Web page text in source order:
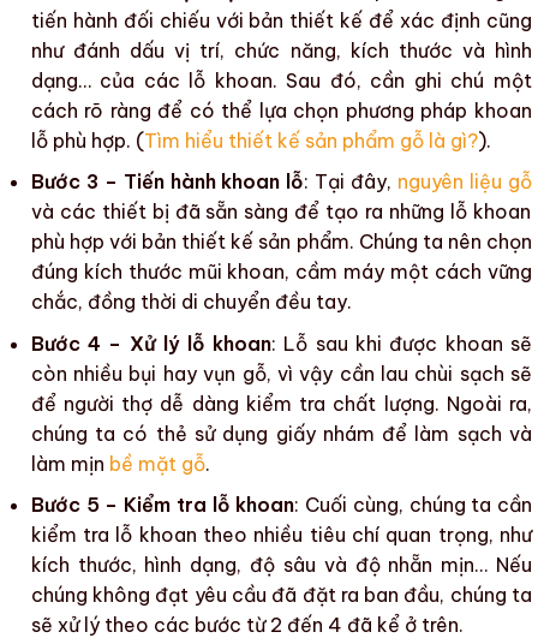
tiến hành đối chiếu với bản thiết kế để xác định cũng
như đánh dấu vị trí, chức năng, kích thước và hình
dạng… của các lỗ khoan. Sau đó, cần ghi chú một
cách rõ ràng để có thể lựa chọn phương pháp khoan
lỗ phù hợp. (Tìm hiểu thiết kế sản phẩm gỗ là gì?).
Bước 3 – Tiến hành khoan lỗ: Tại đây, nguyên liệu gỗ
và các thiết bị đã sẵn sàng để tạo ra những lỗ khoan
phù hợp với bản thiết kế sản phẩm. Chúng ta nên chọn
đúng kích thước mũi khoan, cầm máy một cách vững
chắc, đồng thời di chuyển đều tay.
Bước 4 – Xử lý lỗ khoan: Lỗ sau khi được khoan sẽ
còn nhiều bụi hay vụn gỗ, vì vậy cần lau chùi sạch sẽ
đểngười thợ dễ dàng kiểm tra chất lượng. Ngoài ra,
chúng ta có thẻ sử dụng giấy nhám để làm sạch và
làm mịn bề mặt gỗ.
Bước 5 – Kiểm tra lỗ khoan: Cuối cùng, chúng ta cần
kiểm tra lỗ khoan theo nhiều tiêu chí quan trọng, như
kích thước, hình dạng, độ sâu và độ nhẵn mịn… Nếu
chúng không đạt yêu cầu đã đặt ra ban đầu, chúng ta
sẽ xử lý theo các bước từ 2 đến 4 đã kể ở trên.